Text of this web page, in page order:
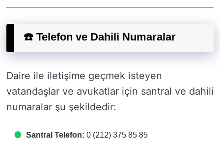
☎️ Telefon ve Dahili Numaralar
Daire ile iletişime geçmek isteyen
vatandaşlar ve avukatlar için santral ve dahili
numaralar şu şekildedir:
Santral Telefon: 0 (212) 375 85 85